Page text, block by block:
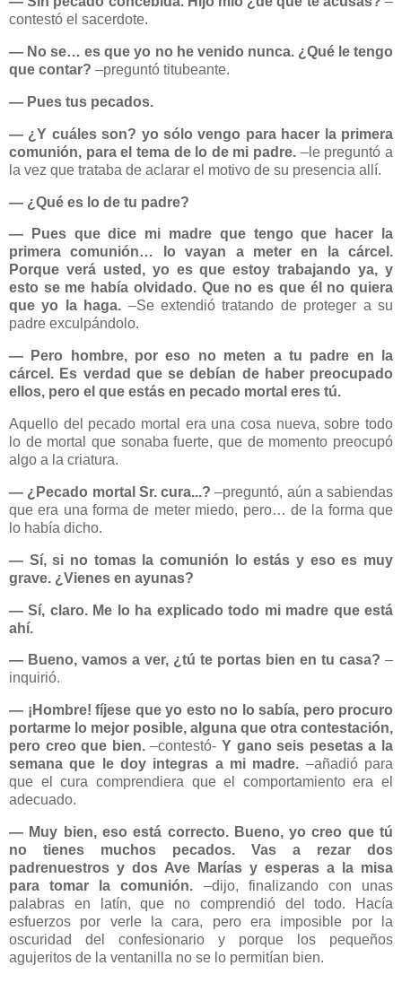
contestó el sacerdote.
― No se… es que yo no he venido nunca. ¿Qué le tengo
que contar? –preguntó titubeante.
― Pues tus pecados.
― ¿Y cuáles son? yo sólo vengo para hacer la primera
comunión, para el tema de lo de mi padre. –le preguntó a
la vez que trataba de aclarar el motivo de su presencia allí.
― ¿Qué es lo de tu padre?
― Pues que dice mi madre que tengo que hacer la
primera comunión… lo vayan a meter en la cárcel.
Porque verá usted, yo es que estoy trabajando ya, y
esto se me había olvidado. Que no es que él no quiera
que yo la haga. –Se extendió tratando de proteger a su
padre exculpándolo.
― Pero hombre, por eso no meten a tu padre en la
cárcel. Es verdad que se debían de haber preocupado
ellos, pero el que estás en pecado mortal eres tú.
Aquello del pecado mortal era una cosa nueva, sobre todo
lo de mortal que sonaba fuerte, que de momento preocupó
algo a la criatura.
― ¿Pecado mortal Sr. cura...? –preguntó, aún a sabiendas
que era una forma de meter miedo, pero… de la forma que
lo había dicho.
― Sí, si no tomas la comunión lo estás y eso es muy
grave. ¿Vienes en ayunas?
― Sí, claro. Me lo ha explicado todo mi madre que está
ahí.
― Bueno, vamos a ver, ¿tú te portas bien en tu casa? –
inquirió.
― ¡Hombre! fíjese que yo esto no lo sabía, pero procuro
portarme lo mejor posible, alguna que otra contestación,
pero creo que bien.–contestó- Y gano seis pesetas a la
semana que le doy integras a mi madre. –añadió para
que el cura comprendiera que el comportamiento era el
adecuado.
― Muy bien, eso está correcto. Bueno, yo creo que tú
no tienes muchos pecados. Vas a rezar dos
padrenuestros y dos Ave Marías y esperas a la misa
para tomar la comunión. –dijo, finalizando con unas
palabras en latín, que no comprendió del todo. Hacía
esfuerzos por verle la cara, pero era imposible por la
oscuridad del confesionario y porque los pequeños
agujeritos de la ventanilla no se lo permitían bien.